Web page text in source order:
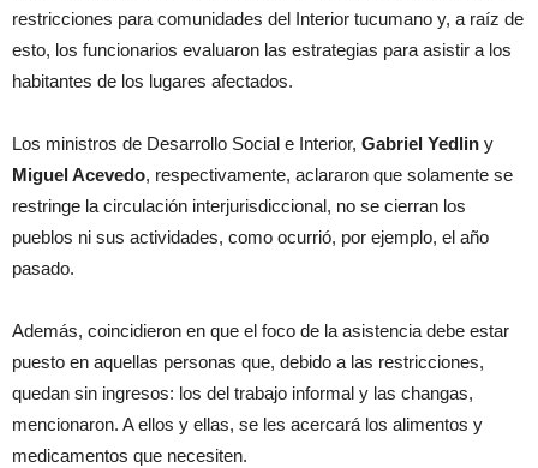
restricciones para comunidades del Interior tucumano y, a raíz de
esto, los funcionarios evaluaron las estrategias para asistir a los
habitantes de los lugares afectados.
Los ministros de Desarrollo Social e Interior, Gabriel Yedlin y
Miguel Acevedo, respectivamente, aclararon que solamente se
restringe la circulación interjurisdiccional, no se cierran los
pueblos ni sus actividades, como ocurrió, por ejemplo, el año
pasado.
Además, coincidieron en que el foco de la asistencia debe estar
puesto en aquellas personas que, debido a las restricciones,
quedan sin ingresos: los del trabajo informal y las changas,
mencionaron. A ellos y ellas, se les acercará los alimentos y
medicamentos que necesiten.